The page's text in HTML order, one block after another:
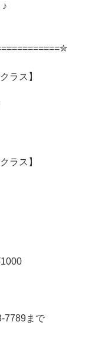
ラス】
ラス】
7789まで